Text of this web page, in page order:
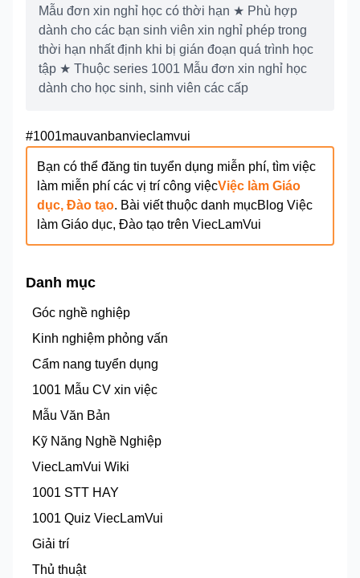
Mẫu đơn xin nghỉ học có thời hạn ★ Phù hợp
dành cho các bạn sinh viên xin nghỉ phép trong
thời hạn nhất định khi bị gián đoạn quá trình học
tập ★ Thuộc series 1001 Mẫu đơn xin nghỉ học
dành cho học sinh, sinh viên các cấp
#1001mauvanbanvieclamvui
Bạn có thể đăng tin tuyển dụng miễn phí, tìm việc
làm miễn phí các vị trí công việcViệc làm Giáo
dục, Đào tạo. Bài viết thuộc danh mụcBlog Việc
làm Giáo dục, Đào tạo trên ViecLamVui
Danh mục
Góc nghề nghiệp
Kinh nghiệm phỏng vấn
Cẩm nang tuyển dụng
1001 Mẫu CV xin việc
Mẫu Văn Bản
Kỹ Năng Nghề Nghiệp
ViecLamVui Wiki
1001 STT HAY
1001 Quiz ViecLamVui
Giải trí
Thủ thuật